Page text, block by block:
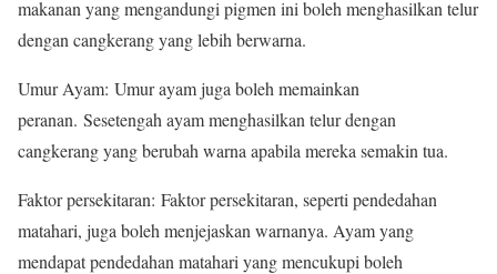
makanan yang mengandungi pigmen ini boleh menghasilkan telur
dengan cangkerang yang lebih berwarna.
Umur Ayam: Umur ayam juga boleh memainkan
peranan. Sesetengah ayam menghasilkan telur dengan
cangkerang yang berubah warna apabila mereka semakin tua.
Faktor persekitaran: Faktor persekitaran, seperti pendedahan
matahari, juga boleh menjejaskan warnanya. Ayam yang
mendapat pendedahan matahari yang mencukupi boleh